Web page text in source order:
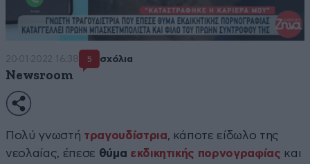
20·01·2022 16:38 5 σχόλια
Newsroom
Πολύ γνωστή τραγουδίστρια, κάποτε είδωλο της
νεολαίας, έπεσε θύμα εκδικητικής πορνογραφίας και